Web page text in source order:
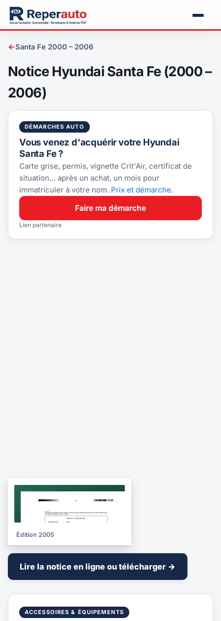
←Santa Fe 2000 – 2006
Notice Hyundai Santa Fe (2000 –
2006)
DÉMARCHES AUTO
Vous venez d'acquérir votre Hyundai
Santa Fe ?
Carte grise, permis, vignette Crit'Air, certificat de
situation… après un achat, un mois pour
immatriculer à votre nom. Prix et démarche.
Faire ma démarche
Lien partenaire
2005
Édition 2005
Lire la notice en ligne ou télécharger →
ACCESSOIRES & ÉQUIPEMENTS